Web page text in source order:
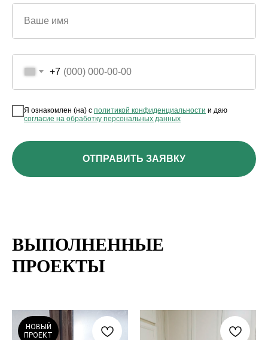
Ваше имя
+7
Я ознакомлен (на) с политикой конфиденциальности и даю
согласие на обработку персональных данных
ОТПРАВИТЬ ЗАЯВКУ
ВЫПОЛНЕННЫЕ
ПРОЕКТЫ
НОВЫЙ
ПРОЕКТ